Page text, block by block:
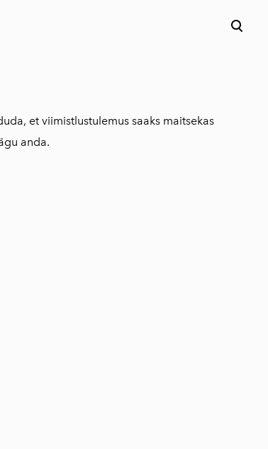
et viimistlustulemus saaks maitsekas
anda.